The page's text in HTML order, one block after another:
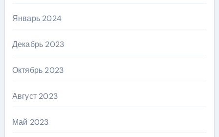
Январь 2024
Декабрь 2023
Октябрь 2023
Август 2023
Май 2023